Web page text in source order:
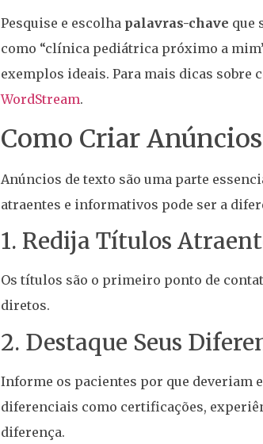
Pesquise e escolha palavras-chave que
como “clínica pediátrica próximo a
exemplos ideais. Para mais dicas sobre
WordStream.
Como Criar
Anúncios de texto são uma parte
atraentes e informativos pode ser a
1. Redija Títulos
Os títulos são o primeiro ponto de
diretos.
2. Destaque Seus
Informe os pacientes por que deveriam
diferenciais como certificações,
diferença.